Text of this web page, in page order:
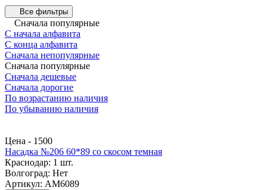
Все фильтры
Сначала популярные
С начала алфавита
С конца алфавита
Сначала непопулярные
Сначала популярные
Сначала дешевые
Сначала дорогие
По возрастанию наличия
По убыванию наличия
Цена - 1500
Насадка №206 60*89 со скосом темная
Краснодар: 1 шт.
Волгоград: Нет
Артикул: AM6089